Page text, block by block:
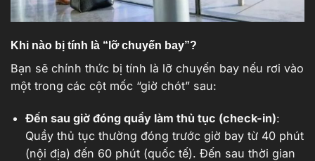
Khi nào bị tính là “lỡ chuyến bay”?
Bạn sẽ chính thức bị tính là lỡ chuyến bay nếu rơi vào
một trong các cột mốc “giờ chót” sau:
Đến sau giờ đóng quầy làm thủ tục (check-in):
Quầy thủ tục thường đóng trước giờ bay từ 40 phút
(nội địa) đến 60 phút (quốc tế). Đến sau thời gian